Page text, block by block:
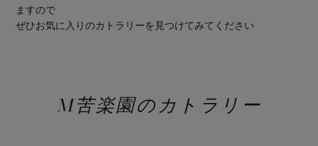
ますので
ぜひお気に入りのカトラリーを見つけてみてください
M苦楽園のカトラリー